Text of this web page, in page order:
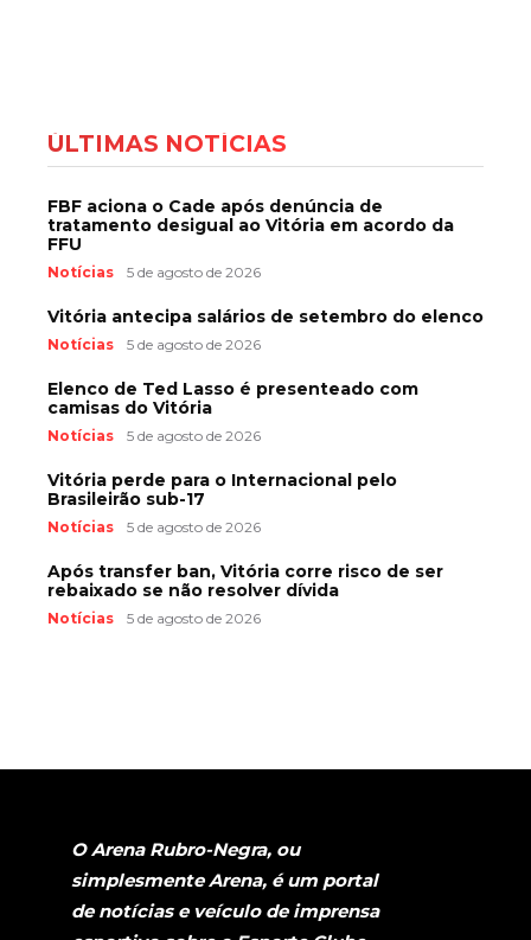
ÚLTIMAS NOTÍCIAS
FBF aciona o Cade após denúncia de
tratamento desigual ao Vitória em acordo da
FFU
Notícias 5 de agosto de 2026
Vitória antecipa salários de setembro do elenco
Notícias 5 de agosto de 2026
Elenco de Ted Lasso é presenteado com
camisas do Vitória
Notícias 5 de agosto de 2026
Vitória perde para o Internacional pelo
Brasileirão sub-17
Notícias 5 de agosto de 2026
Após transfer ban, Vitória corre risco de ser
rebaixado se não resolver dívida
Notícias 5 de agosto de 2026
O Arena Rubro-Negra, ou
simplesmente Arena, é um portal
de notícias e veículo de imprensa